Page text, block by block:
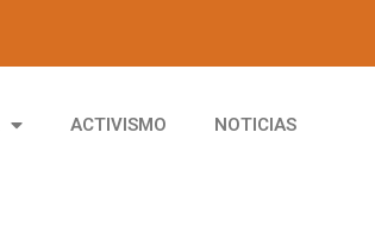
ACTIVISMO NOTICIAS